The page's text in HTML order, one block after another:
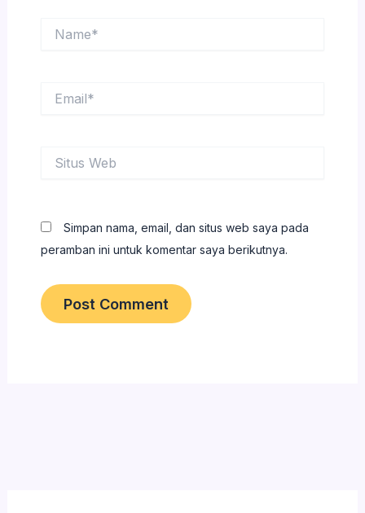
Web
Simpan nama, email, dan situs web saya pada
peramban ini untuk komentar saya berikutnya.